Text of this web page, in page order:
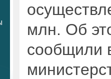
млн. Об
сообщили